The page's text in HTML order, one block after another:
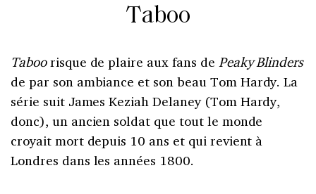
Taboo
Taboorisque de plaire aux fans de Peaky Blinders
de par son ambiance et son beau Tom Hardy. La
série suit James Keziah Delaney (Tom Hardy,
donc), un ancien soldat que tout le monde
croyait mort depuis 10 ans et qui revient à
Londres dans les années 1800.